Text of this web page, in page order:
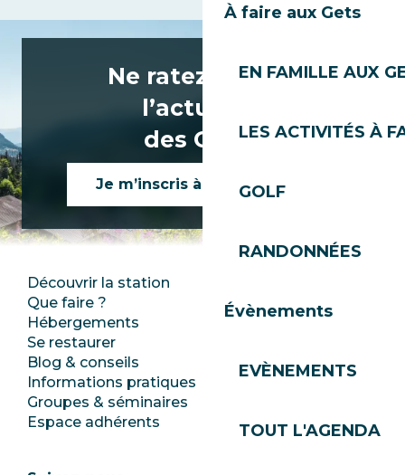
À faire aux Gets
EN FAMILLE AUX
LES ACTIVITÉS À
GOLF
RANDONNÉES
Évènements
EVÈNEMENTS
TOUT L'AGENDA
Ne ratez rien de
l’actualité
des Gets !
Je m’inscris à la newsletter
Découvrir la station
Que faire ?
Hébergements
Se restaurer
Blog & conseils
Informations pratiques
Groupes & séminaires
Espace adhérents
Club Les Gets
Documentation
Ecotourisme
Mairie
Les Gets Tourisme